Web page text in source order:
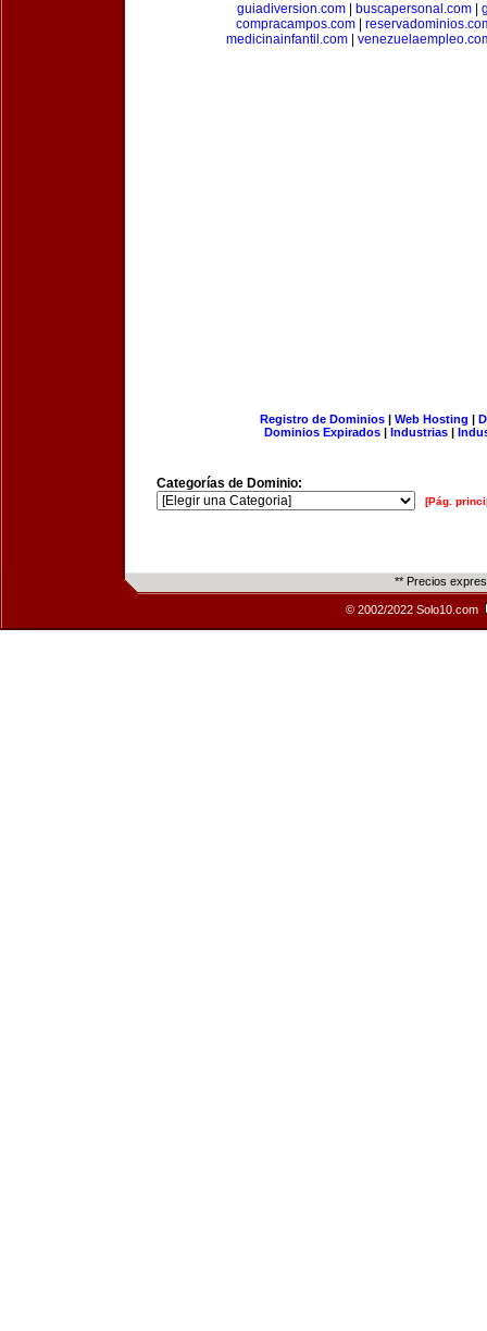
guiadiversion.com| buscapersonal.com|
compracampos.com
medicinainfantil.com|
Registro de Dominios| Web Hosting |
Dominios Expirados | Industrias |
Categorías de Dominio:
[Pág.
** Precios
© 2002/2022 Solo10.com